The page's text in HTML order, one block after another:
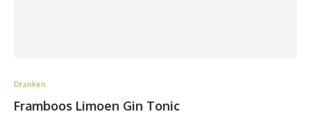
Dranken
Framboos Limoen Gin Tonic